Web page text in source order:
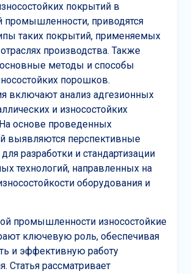
покрытий в
промышленности, приводятся
таких покрытий, применяемых
производства. Также
методы и способы
порошков.
включают анализ адгезионных
и износостойких
основе проведенных
выявляются перспективные
разработки и стандартизации
технологий, направленных на
оборудования и
промышленности износостойкие
ключевую роль, обеспечивая
и эффективную работу
Статья рассматривает